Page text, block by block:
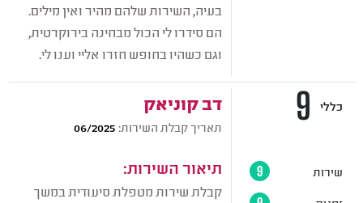
בעיה, השירות שלהם מהיר ואין מילים.
הם סידרו לי הכול מבחינה בירוקרטית,
וגם כשהיו בחופש חזרו אליי וענו לי.
דב קוניאק
תאריך קבלת השירות: 06/2025
תיאור השירות:
קבלת שירות מטפלת סיעודית במשך
9 כללי
שירות 9